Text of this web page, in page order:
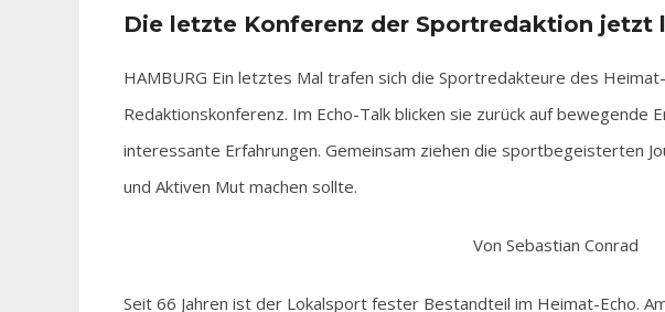
Die letzte Konferenz der Sportredaktion jetzt
HAMBURG Ein letztes Mal trafen sich die Sportredakteure des
Redaktionskonferenz. Im Echo-Talk blicken sie zurück auf bewegende
interessante Erfahrungen. Gemeinsam ziehen die sportbegeisterten
und Aktiven Mut machen sollte.
Von Sebastian Conrad
Seit 66 Jahren ist der Lokalsport fester Bestandteil im Heimat-Echo.